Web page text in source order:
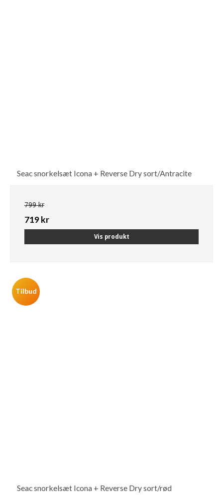
Seac snorkelsæt Icona + Reverse Dry sort/Antracite
799 kr
719 kr
Vis produkt
Tilbud
Seac snorkelsæt Icona + Reverse Dry sort/rød